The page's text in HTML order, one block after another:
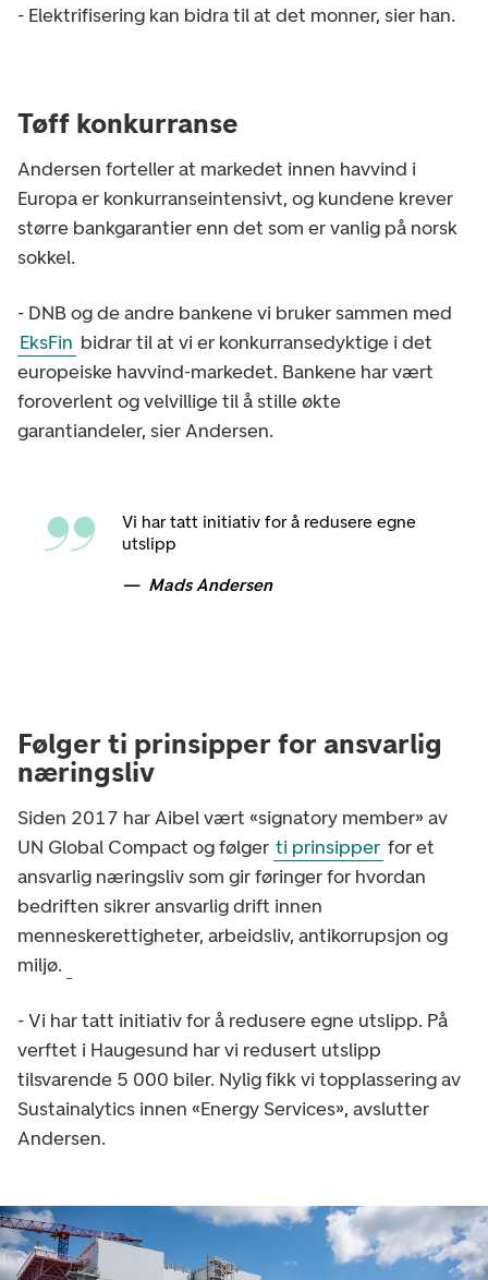
- Elektrifisering kan bidra til at det monner, sier han.
Tøff konkurranse
Andersen forteller at markedet innen havvind i
Europa er konkurranseintensivt, og kundene krever
større bankgarantier enn det som er vanlig på norsk
sokkel.
- DNB og de andre bankene vi bruker sammen med
EksFin bidrar til at vi er konkurransedyktige i det
europeiske havvind-markedet. Bankene har vært
foroverlent og velvillige til å stille økte
garantiandeler, sier Andersen.
Vi har tatt initiativ for å redusere egne
utslipp
Mads Andersen
Følger ti prinsipper for ansvarlig
næringsliv
Siden 2017 har Aibel vært «signatory member» av
UN Global Compact og følger ti prinsipper for et
ansvarlig næringsliv som gir føringer for hvordan
bedriften sikrer ansvarlig drift innen
menneskerettigheter, arbeidsliv, antikorrupsjon og
miljø.
- Vi har tatt initiativ for å redusere egne utslipp. På
verftet i Haugesund har vi redusert utslipp
tilsvarende 5 000 biler. Nylig fikk vi topplassering av
Sustainalytics innen «Energy Services», avslutter
Andersen.